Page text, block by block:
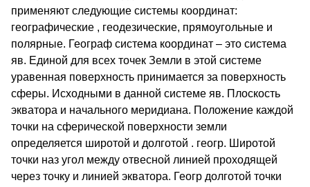
применяют следующие системы координат:
географические , геодезические, прямоугольные и
полярные. Географ система координат – это система
яв. Единой для всех точек Земли в этой системе
уравенная поверхность принимается за поверхность
сферы. Исходными в данной системе яв. Плоскость
экватора и начального меридиана. Положение каждой
точки на сферической поверхности земли
определяется широтой и долготой . геогр. Широтой
точки наз угол между отвесной линией проходящей
через точку и линией экватора. Геогр долготой точки